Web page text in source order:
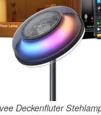
Deckenfluter